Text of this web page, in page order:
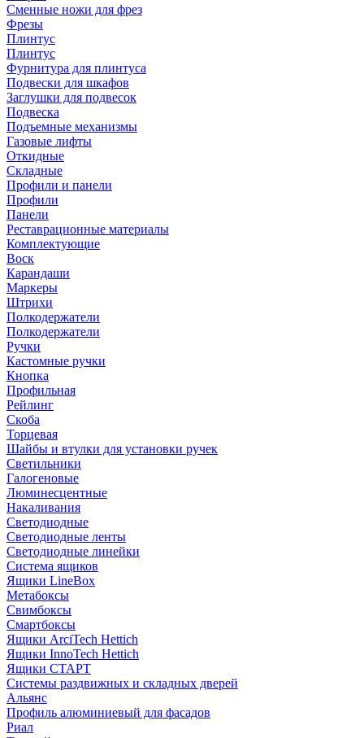
Сменные ножи для фрез
Фрезы
Плинтус
Плинтус
Фурнитура для плинтуса
Подвески для шкафов
Заглушки для подвесок
Подвеска
Подъемные механизмы
Газовые лифты
Откидные
Складные
Профили и панели
Профили
Панели
Реставрационные материалы
Комплектующие
Воск
Карандаши
Маркеры
Штрихи
Полкодержатели
Полкодержатели
Ручки
Кастомные ручки
Кнопка
Профильная
Рейлинг
Скоба
Торцевая
Шайбы и втулки для установки ручек
Светильники
Галогеновые
Люминесцентные
Накаливания
Светодиодные
Светодиодные ленты
Светодиодные линейки
Система ящиков
Ящики LineBox
Метабоксы
Свимбоксы
Смартбоксы
Ящики ArciTech Hettich
Ящики InnoTech Hettich
Ящики СТАРТ
Системы раздвижных и складных дверей
Альянс
Профиль алюминиевый для фасадов
Риал